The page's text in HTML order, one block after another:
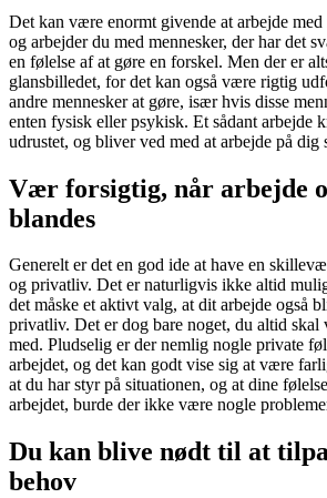
Det kan være enormt givende at arbejde
og arbejder du med mennesker, der har det
en følelse af at gøre en forskel. Men der er
glansbilledet, for det kan også være rigtig
andre mennesker at gøre, især hvis disse
enten fysisk eller psykisk. Et sådant arbejde
udrustet, og bliver ved med at arbejde på dig
Vær forsigtig, når arbejde
blandes
Generelt er det en god ide at have en
og privatliv. Det er naturligvis ikke altid
det måske et aktivt valg, at dit arbejde også
privatliv. Det er dog bare noget, du altid skal
med. Pludselig er der nemlig nogle private
arbejdet, og det kan godt vise sig at være
at du har styr på situationen, og at dine
arbejdet, burde der ikke være nogle
Du kan blive nødt til at
behov